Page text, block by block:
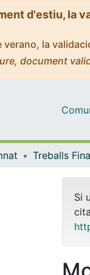
d'estiu, la
verano, la
document
Si